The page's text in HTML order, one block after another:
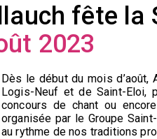
fête la
2023
Dès le début du mois
Logis-Neuf et de Saint-Eloi,
concours de chant ou
organisée par le Groupe
au rythme de nos traditions